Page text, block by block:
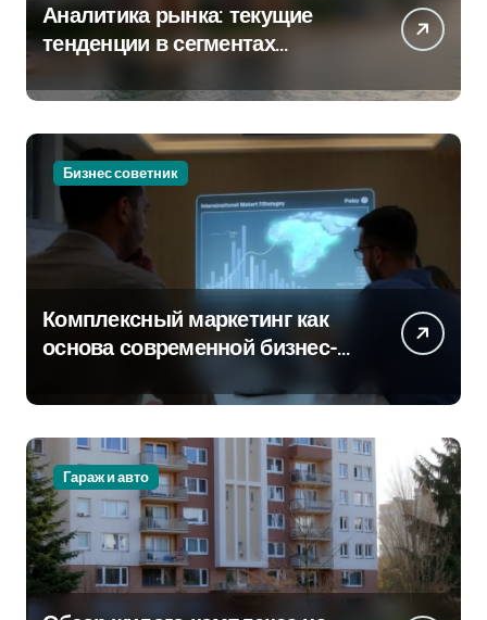
Аналитика рынка: текущие
тенденции в сегментах
Бизнес советник
Комплексный маркетинг как
основа современной бизнес-
Гараж и авто